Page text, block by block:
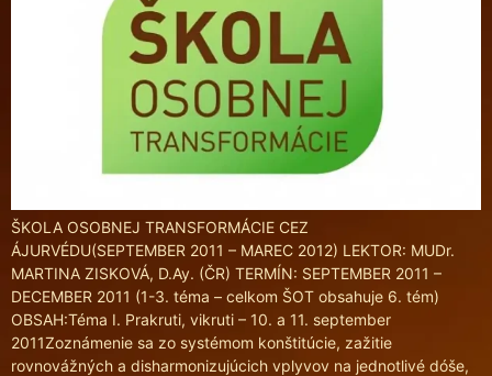
ŠKOLA OSOBNEJ TRANSFORMÁCIE CEZ
ÁJURVÉDU(SEPTEMBER 2011 – MAREC 2012) LEKTOR: MUDr.
MARTINA ZISKOVÁ, D.Ay. (ČR) TERMÍN: SEPTEMBER 2011 –
DECEMBER 2011 (1-3. téma – celkom ŠOT obsahuje 6. tém)
OBSAH:Téma I. Prakruti, vikruti – 10. a 11. september
2011Zoznámenie sa zo systémom konštitúcie, zažitie
rovnovážných a disharmonizujúcich vplyvov na jednotlivé dóše,